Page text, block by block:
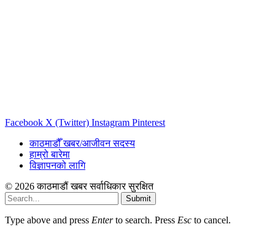
Facebook X (Twitter) Instagram Pinterest
काठमाडौँ खबर/आजीवन सदस्य
हाम्रो बारेमा
विज्ञापनको लागि
© 2026 काठमाडौं खबर सर्वाधिकार सुरक्षित
Submit
Type above and press Enterto search. Press Esc to cancel.